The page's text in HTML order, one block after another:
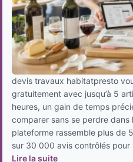
devis travaux habitatpresto
gratuitement avec jusqu’à 5
heures, un gain de temps
comparer sans se perdre dans
plateforme rassemble plus de
sur 30 000 avis contrôlés pour
Lire la suite